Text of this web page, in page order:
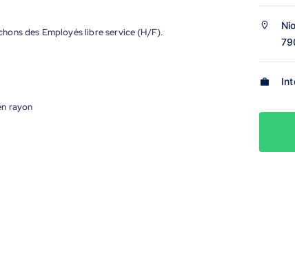
des Employés libre service (H/F).
rayon